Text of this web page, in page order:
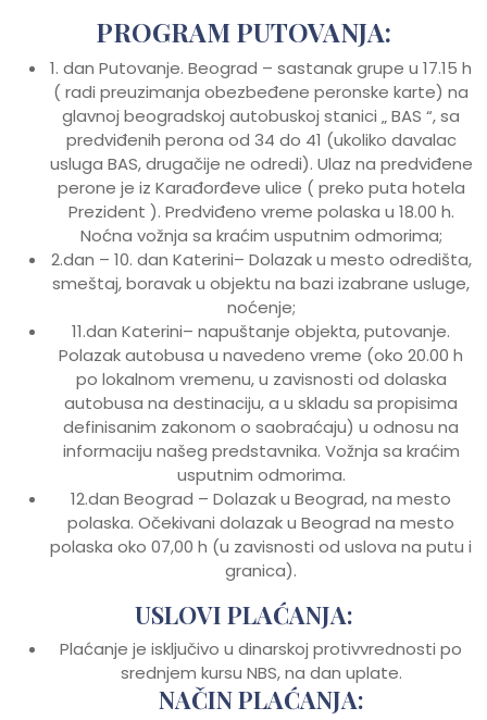
PROGRAM PUTOVANJA:
1. dan Putovanje. Beograd – sastanak grupe u 17.15 h
( radi preuzimanja obezbeđene peronske karte) na
glavnoj beogradskoj autobuskoj stanici „ BAS “, sa
predviđenih perona od 34 do 41 (ukoliko davalac
usluga BAS, drugačije ne odredi). Ulaz na predviđene
perone je iz Karađorđeve ulice ( preko puta hotela
Prezident ). Predviđeno vreme polaska u 18.00 h.
Noćna vožnja sa kraćim usputnim odmorima;
2.dan – 10. dan Katerini– Dolazak u mesto odredišta,
smeštaj, boravak u objektu na bazi izabrane usluge,
noćenje;
11.dan Katerini– napuštanje objekta, putovanje.
Polazak autobusa u navedeno vreme (oko 20.00 h
po lokalnom vremenu, u zavisnosti od dolaska
autobusa na destinaciju, a u skladu sa propisima
definisanim zakonom o saobraćaju) u odnosu na
informaciju našeg predstavnika. Vožnja sa kraćim
usputnim odmorima.
12.dan Beograd – Dolazak u Beograd, na mesto
polaska. Očekivani dolazak u Beograd na mesto
polaska oko 07,00 h (u zavisnosti od uslova na putu i
granica).
USLOVI PLAĆANJA:
Plaćanje je isključivo u dinarskoj protivvrednosti po
srednjem kursu NBS, na dan uplate.
NAČIN PLAĆANJA: